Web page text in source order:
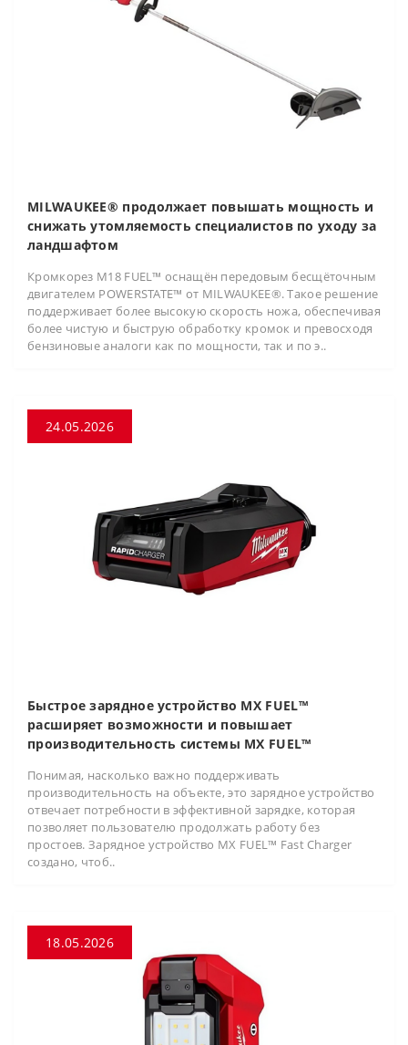
MILWAUKEE® продолжает повышать мощность и
снижать утомляемость специалистов по уходу за
ландшафтом
Кромкорез M18 FUEL™ оснащён передовым бесщёточным
двигателем POWERSTATE™ от MILWAUKEE®. Такое решение
поддерживает более высокую скорость ножа, обеспечивая
более чистую и быструю обработку кромок и превосходя
бензиновые аналоги как по мощности, так и по э..
24.05.2026
Быстрое зарядное устройство MX FUEL™
расширяет возможности и повышает
производительность системы MX FUEL™
Понимая, насколько важно поддерживать
производительность на объекте, это зарядное устройство
отвечает потребности в эффективной зарядке, которая
позволяет пользователю продолжать работу без
простоев. Зарядное устройство MX FUEL™ Fast Charger
создано, чтоб..
18.05.2026